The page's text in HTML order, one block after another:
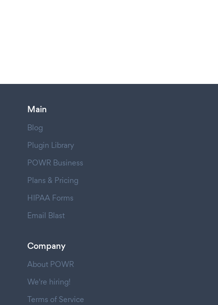
Main
Blog
Plugin Library
POWR Business
Plans & Pricing
HIPAA Forms
Email Blast
Company
About POWR
We're hiring!
Terms of Service